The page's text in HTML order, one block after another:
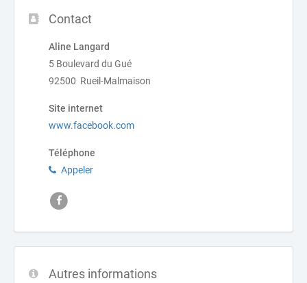
Contact
Aline Langard
5 Boulevard du Gué
92500 Rueil-Malmaison
Site internet
www.facebook.com
Téléphone
Appeler
Autres informations